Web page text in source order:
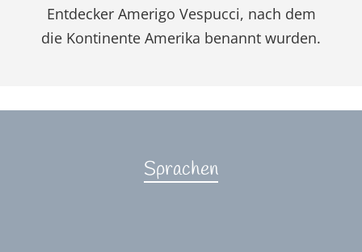
Entdecker Amerigo Vespucci, nach dem
die Kontinente Amerika benannt wurden.
Sprachen